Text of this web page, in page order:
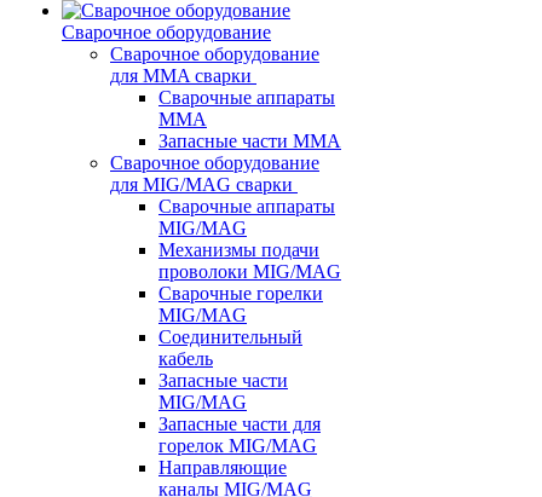
Сварочное оборудование
Сварочное оборудование
для MMA сварки
Сварочные аппараты
MMA
Запасные части MMA
Сварочное оборудование
для MIG/MAG сварки
Сварочные аппараты
MIG/MAG
Механизмы подачи
проволоки MIG/MAG
Сварочные горелки
MIG/MAG
Соединительный
кабель
Запасные части
MIG/MAG
Запасные части для
горелок MIG/MAG
Направляющие
каналы MIG/MAG